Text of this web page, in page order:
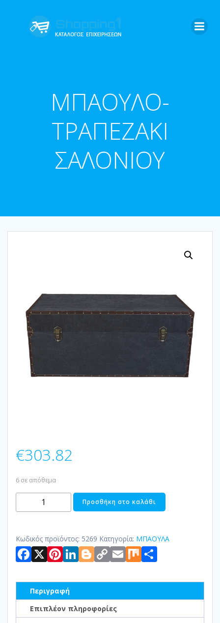
ΜΠΑΟΥΛΟ-
ΤΡΑΠΕΖΑΚΙ
ΣΑΛΟΝΙΟΥ
€303.82
6 σε απόθεμα
ΜΠΑΟΥΛΟ-
ΤΡΑΠΕΖΑΚΙ
ποσότητα
Προσθήκη στο καλάθι
Κωδικός προϊόντος: 5269 Κατηγορία: ΜΠΑΟΥΛΑ
Facebook
X Pinterest
LinkedIn
Blogger
Copy
Link
Email
Mix
Περιγραφή
Επιπλέον πληροφορίες